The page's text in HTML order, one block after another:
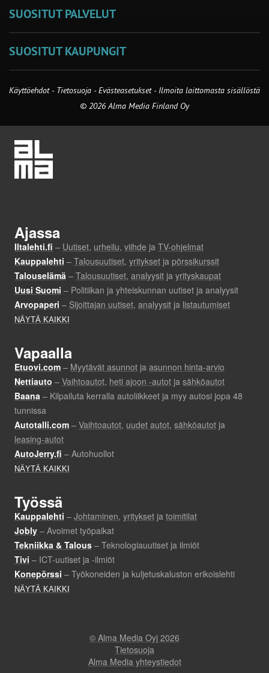
SUOSITUT PALVELUT
SUOSITUT KAUPUNGIT
Käyttöehdot - Tietosuoja -Evästeasetukset- Ilmoita laittomasta sisällöstä
© 2026 Alma Media Finland Oy